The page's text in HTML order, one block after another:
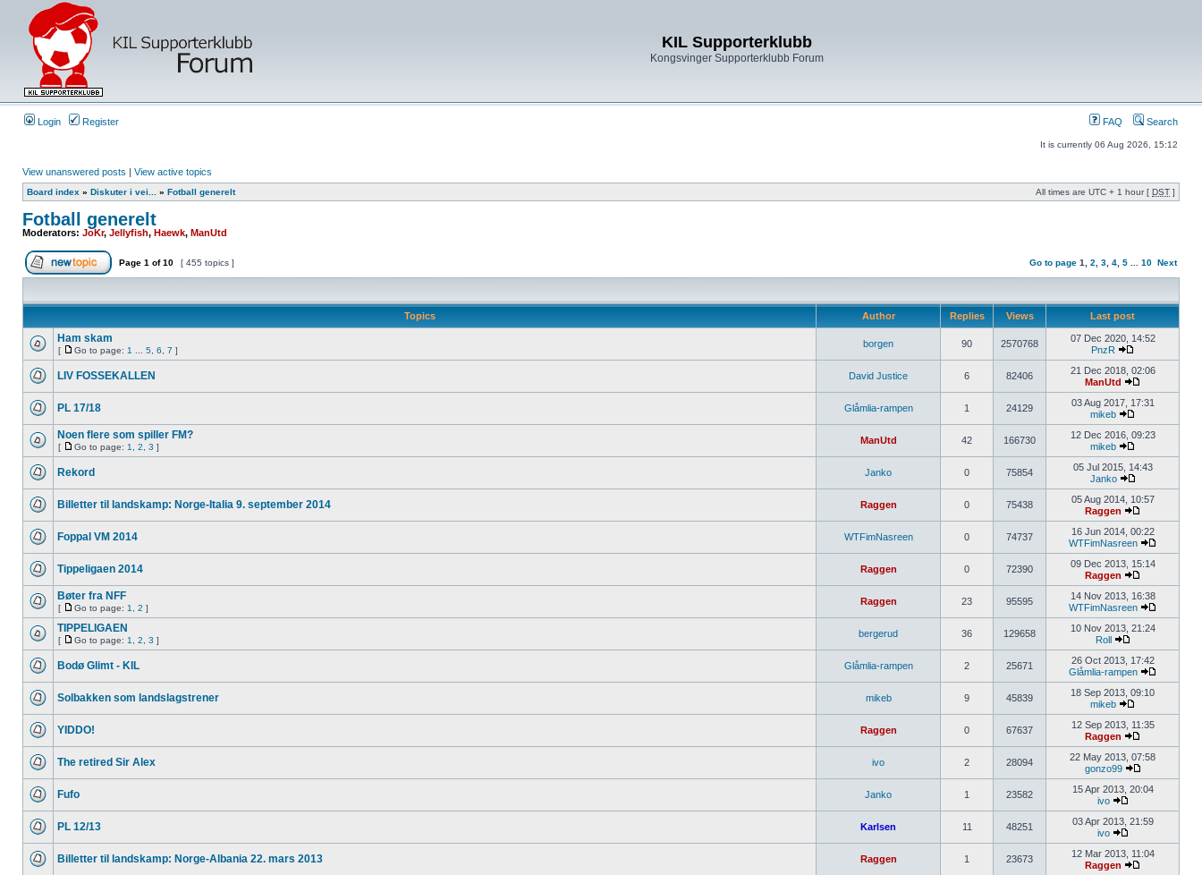
KIL Supporterklubb
Kongsvinger Supporterklubb Forum
Login Register FAQ Search
It is currently 06 Aug 2026, 15:12
View unanswered posts | View active topics
Board index » Diskuter i vei... » Fotball generelt All times are UTC + 1 hour [ DST ]
Fotball generelt
Moderators: JoKr, Jellyfish, Haewk, ManUtd
Page 1 of10 [ 455 topics ] Go to page 1 2 3 4 5 10 Next
Topics Author Replies Views Last post
Ham skam
[ Go to page: 1 5 6 7 ]
borgen 90 2570768
07 Dec 2020, 14:52
PnzR
LIV FOSSEKALLEN David Justice 6 82406
21 Dec 2018, 02:06
ManUtd
PL 17/18 Glåmlia-rampen 1 24129
03 Aug 2017, 17:31
mikeb
Noen flere som spiller FM?
[ Go to page: 1 2 3 ]
ManUtd 42 166730
12 Dec 2016, 09:23
mikeb
Rekord Janko 0 75854
05 Jul 2015, 14:43
Janko
Billetter til landskamp: Norge-Italia 9. september 2014 Raggen 0 75438
05 Aug 2014, 10:57
Raggen
Foppal VM 2014 WTFimNasreen 0 74737
16 Jun 2014, 00:22
WTFimNasreen
Tippeligaen 2014 Raggen 0 72390
09 Dec 2013, 15:14
Raggen
Bøter fra NFF
[ Go to page: 1 2 ]
Raggen 23 95595
14 Nov 2013, 16:38
WTFimNasreen
TIPPELIGAEN
[ Go to page: 1 2 3 ]
bergerud 36 129658
10 Nov 2013, 21:24
Roll
Bodø Glimt - KIL Glåmlia-rampen 2 25671
26 Oct 2013, 17:42
Glåmlia-rampen
Solbakken som landslagstrener mikeb 9 45839
18 Sep 2013, 09:10
mikeb
YIDDO! Raggen 0 67637
12 Sep 2013, 11:35
Raggen
The retired Sir Alex ivo 2 28094
22 May 2013, 07:58
gonzo99
Fufo Janko 1 23582
15 Apr 2013, 20:04
ivo
PL 12/13 Karlsen 11 48251
03 Apr 2013, 21:59
ivo
Billetter til landskamp: Norge-Albania 22. mars 2013 Raggen 1 23673
12 Mar 2013, 11:04
Raggen